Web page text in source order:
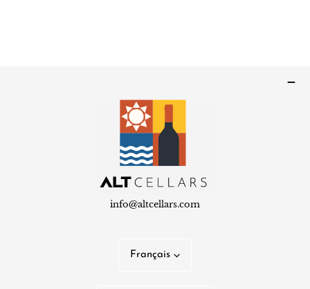
info@altcellars.com
Français